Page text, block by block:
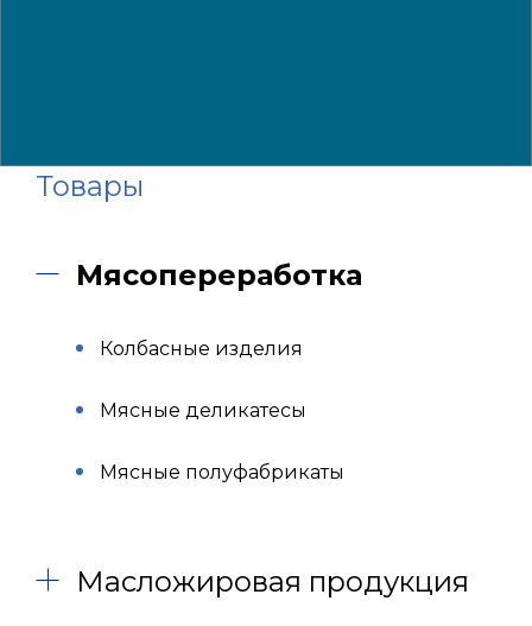
Товары
Мясопереработка
Колбасные изделия
Мясные деликатесы
Мясные полуфабрикаты
Масложировая продукция